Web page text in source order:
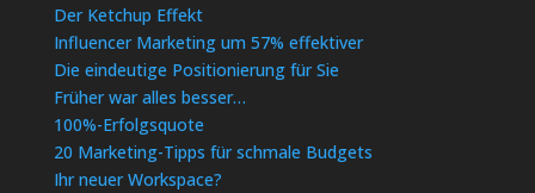
Der Ketchup Effekt
Influencer Marketing um 57% effektiver
Die eindeutige Positionierung für Sie
Früher war alles besser…
100%-Erfolgsquote
20 Marketing-Tipps für schmale Budgets
Ihr neuer Workspace?